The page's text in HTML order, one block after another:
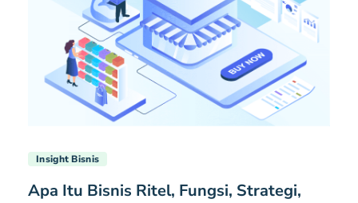
Insight Bisnis
Apa Itu Bisnis Ritel, Fungsi, Strategi,